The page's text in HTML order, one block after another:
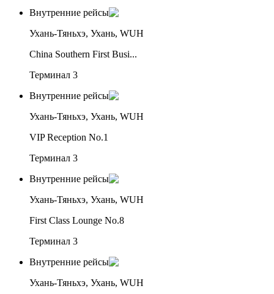
Внутренние рейсы
Ухань-Тяньхэ, Ухань, WUH
China Southern First Busi...
Терминал 3
Внутренние рейсы
Ухань-Тяньхэ, Ухань, WUH
VIP Reception No.1
Терминал 3
Внутренние рейсы
Ухань-Тяньхэ, Ухань, WUH
First Class Lounge No.8
Терминал 3
Внутренние рейсы
Ухань-Тяньхэ, Ухань, WUH